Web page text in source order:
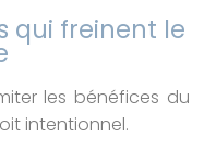
qui freinent le
les bénéfices du
intentionnel.